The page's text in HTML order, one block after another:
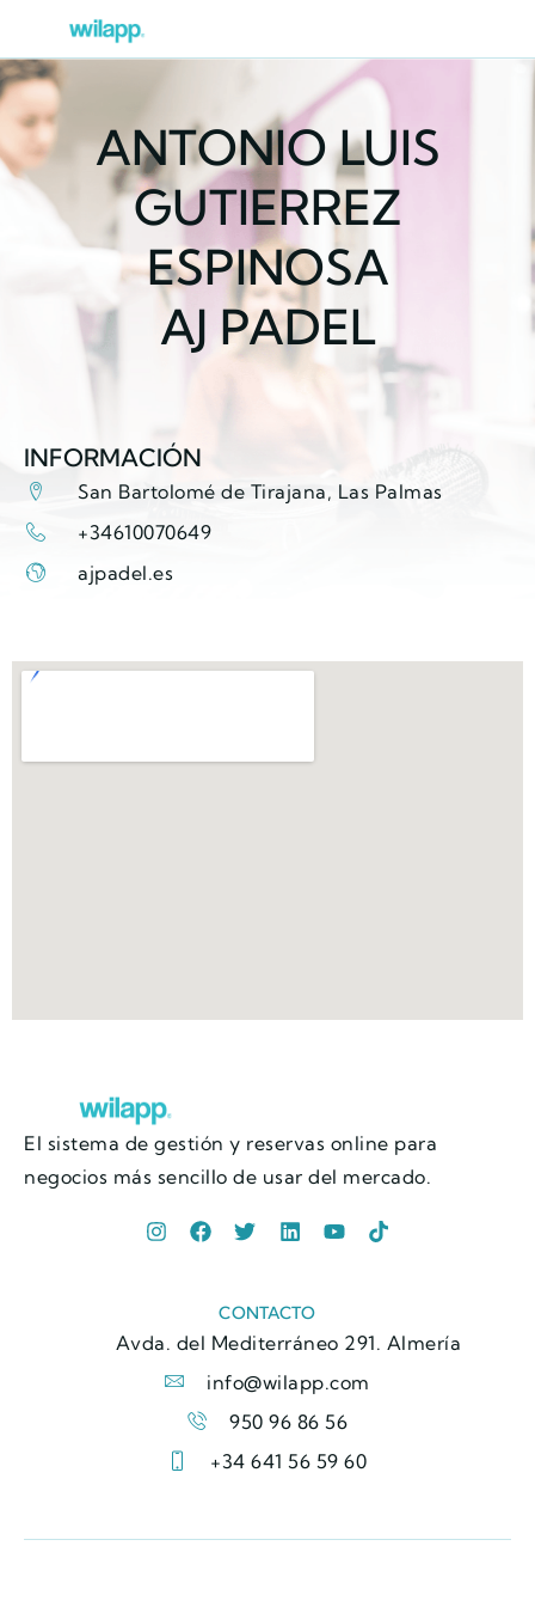
ANTONIO LUIS
GUTIERREZ
ESPINOSA
AJ PADEL
INFORMACIÓN
San Bartolomé de Tirajana, Las Palmas
+34610070649
ajpadel.es
El sistema de gestión y reservas online para
negocios más sencillo de usar del mercado.
CONTACTO
Avda. del Mediterráneo 291. Almería
info@wilapp.com
950 96 86 56
+34 641 56 59 60